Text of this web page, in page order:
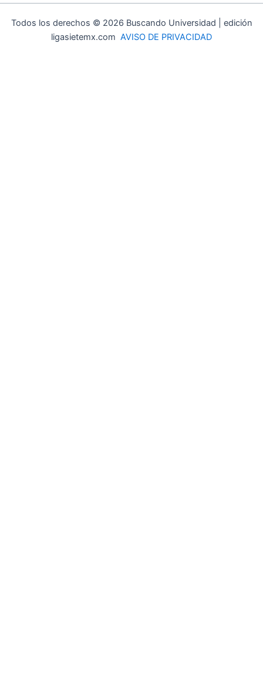
Todos los derechos © 2026 Buscando Universidad | edición
ligasietemx.com AVISO DE PRIVACIDAD